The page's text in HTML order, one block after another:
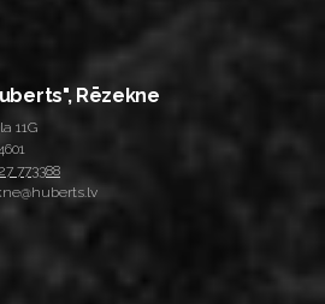
Rēzekne
11G
773388